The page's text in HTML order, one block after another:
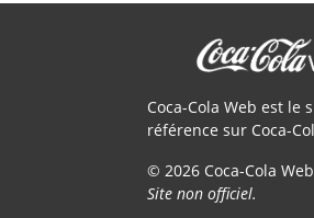
Coca-Cola Web est le
référence sur Coca-
© 2026 Coca-Cola Web
Site non officiel.